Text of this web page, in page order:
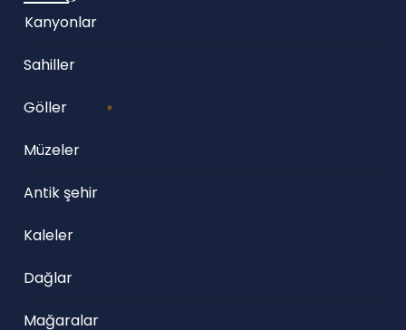
Kanyonlar
Sahiller
Göller
Müzeler
Antik şehir
Kaleler
Dağlar
Mağaralar